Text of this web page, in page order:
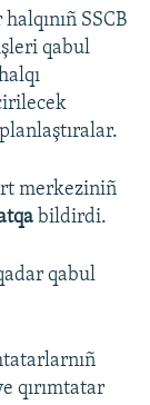
SSCB
qabul
merkeziniñ
bildirdi.
qabul
qırımtatar